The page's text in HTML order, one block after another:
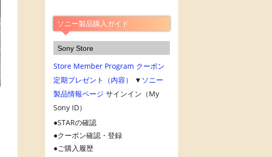
ブ
ソニー製品購入ガイド
Sony Store
Store Member Program クーポン
定期プレゼント（内容）
▼ ソニー
製品情報ページ サインイン（My
Sony ID）
STARの確認
クーポン確認・登録
ご購入履歴